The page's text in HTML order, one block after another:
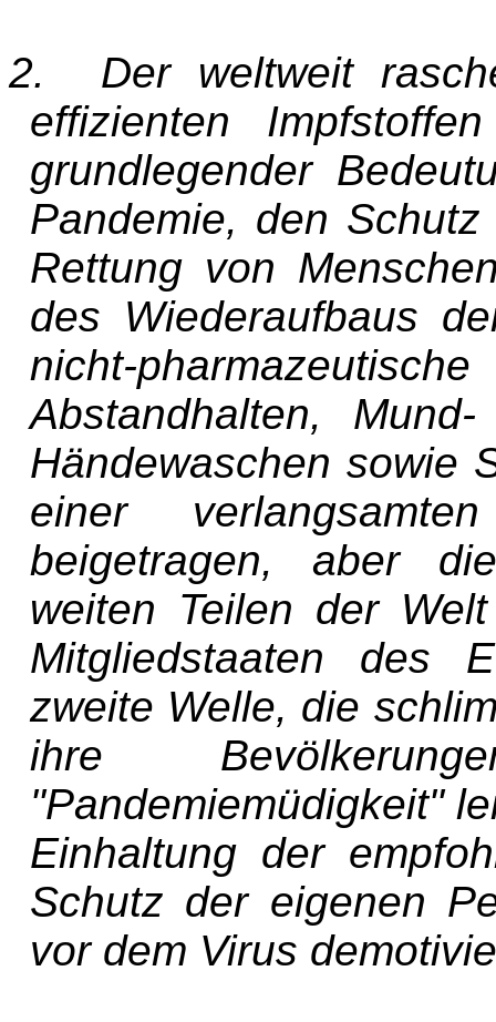
2. Der weltweit
effizienten
grundlegender
Pandemie, den
Rettung von
des Wiederaufbaus
nicht-
Abstandhalten,
Händewaschen sowie
einer
beigetragen, aber
weiten Teilen der
Mitgliedstaaten des
zweite Welle, die
ihre
"Pandemiemüdigkeit"
Einhaltung der
Schutz der eigenen
vor dem Virus